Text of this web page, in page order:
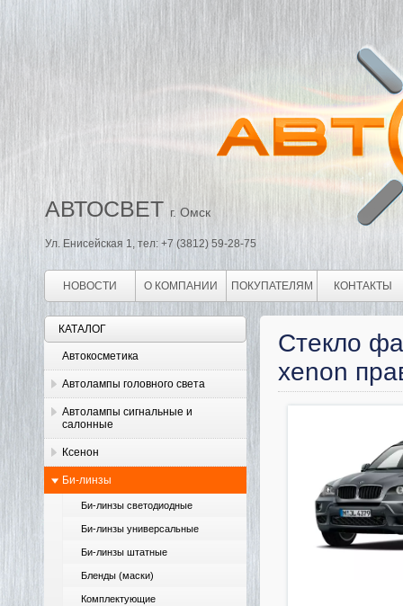
АВТОСВЕТ г. Омск
Ул. Енисейская 1, тел: +7 (3812) 59-28-75
НОВОСТИ О КОМПАНИИ ПОКУПАТЕЛЯМ КОНТАКТЫ
КАТАЛОГ
Автокосметика
Автолампы головного света
Автолампы сигнальные и
салонные
Ксенон
Би-линзы
Би-линзы светодиодные
Би-линзы универсальные
Би-линзы штатные
Бленды (маски)
Комплектующие
Стекло
xenon